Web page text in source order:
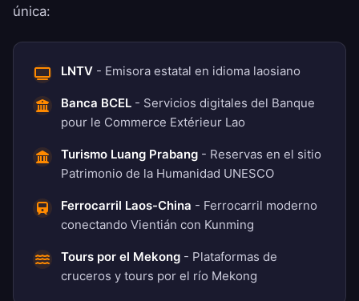
única:
LNTV - Emisora estatal en idioma laosiano
Banca BCEL - Servicios digitales del Banque
pour le Commerce Extérieur Lao
Turismo Luang Prabang - Reservas en el sitio
Patrimonio de la Humanidad UNESCO
Ferrocarril Laos-China - Ferrocarril moderno
conectando Vientián con Kunming
Tours por el Mekong - Plataformas de
cruceros y tours por el río Mekong